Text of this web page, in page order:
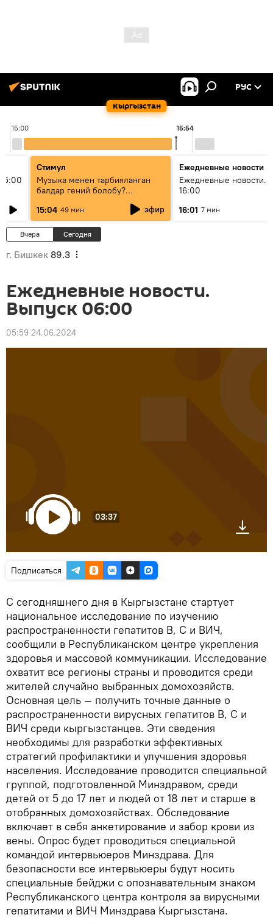
Кыргызстан
РУС
15:00 15:54
Стимул
Музыка менен тарбияланган
балдар гений болобу?
Кыргыздын жашоосунда
музыканын орду
15:04 49 мин эфир
Ежедневные новости
Ежедневные новости.
16:00
16:01 7 мин
Вчера Сегодня
г. Бишкек 89.3
Ежедневные новости.
Выпуск 06:00
05:59 24.06.2024
03:37
Подписаться
С сегодняшнего дня в Кыргызстане стартует
национальное исследование по изучению
распространенности гепатитов В, С и ВИЧ,
сообщили в Республиканском центре укрепления
здоровья и массовой коммуникации. Исследование
охватит все регионы страны и проводится среди
жителей случайно выбранных домохозяйств.
Основная цель — получить точные данные о
распространенности вирусных гепатитов В, С и
ВИЧ среди кыргызстанцев. Эти сведения
необходимы для разработки эффективных
стратегий профилактики и улучшения здоровья
населения. Исследование проводится специальной
группой, подготовленной Минздравом, среди
детей от 5 до 17 лет и людей от 18 лет и старше в
отобранных домохозяйствах. Обследование
включает в себя анкетирование и забор крови из
вены. Опрос будет проводиться специальной
командой интервьюеров Минздрава. Для
безопасности все интервьюеры будут носить
специальные бейджи с опознавательным знаком
Республиканского центра контроля за вирусными
гепатитами и ВИЧ Минздрава Кыргызстана.